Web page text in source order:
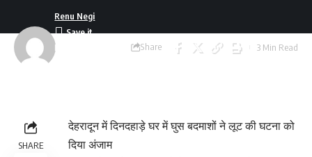
Last updated:
Renu Negi
Share 3 Min Read
SHARE
देहरादून में दिनदहाड़े घर में घुस बदमाशों ने लूट की घटना को
दिया अंजाम